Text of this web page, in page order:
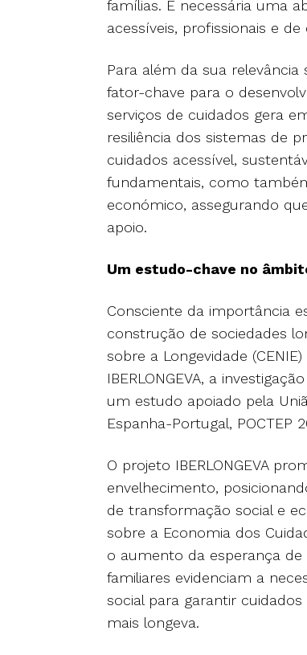
famílias. É necessária uma
acessíveis, profissionais e
Para além da sua
fator-chave para o
serviços de cuidados gera
resiliência dos sistemas de
cuidados acessível,
fundamentais, como
económico, assegurando
apoio.
Um estudo-chave no
Consciente da importância
construção de sociedades
sobre a Longevidade
IBERLONGEVA, a
um estudo apoiado pela
Espanha-Portugal, POCTEP
O projeto IBERLONGEVA
envelhecimento,
de transformação social e
sobre a Economia dos
o aumento da esperança
familiares evidenciam a
social para garantir
mais longeva.